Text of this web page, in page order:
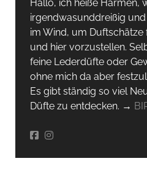
Hallo, ich heiße Harmen,
irgendwas­unddreißig
im Wind, um
und hier vorzustellen.
feine Lederdüfte oder
ohne mich da aber
Es gibt ständig so viel
Düfte zu entdecken. →